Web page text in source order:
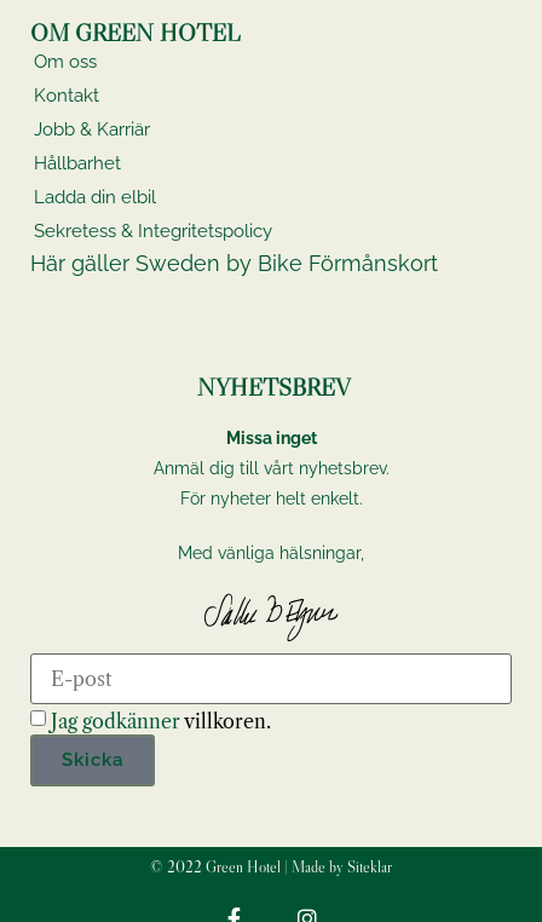
OM GREEN HOTEL
Om oss
Kontakt
Jobb & Karriär
Hållbarhet
Ladda din elbil
Sekretess & Integritetspolicy
Här gäller Sweden by Bike Förmånskort
NYHETSBREV
Missa inget
Anmäl dig till vårt nyhetsbrev.
För nyheter helt enkelt.
Med vänliga hälsningar,
Jag godkännervillkoren.
Skicka
© 2022 Green Hotel | Made by Siteklar